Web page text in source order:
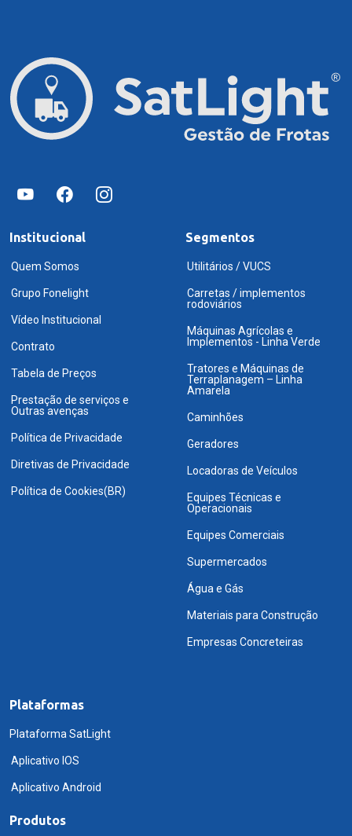
Institucional
Quem Somos
Grupo Fonelight
Vídeo Institucional
Contrato
Tabela de Preços
Prestação de serviços e
Outras avenças
Política de Privacidade
Diretivas de Privacidade
Política de Cookies(BR)
Segmentos
Utilitários / VUCS
Carretas / implementos
rodoviários
Máquinas Agrícolas e
Implementos - Linha Verde
Tratores e Máquinas de
Terraplanagem – Linha
Amarela
Caminhões
Geradores
Locadoras de Veículos
Equipes Técnicas e
Operacionais
Equipes Comerciais
Supermercados
Água e Gás
Materiais para Construção
Empresas Concreteiras
Plataformas
Plataforma SatLight
Aplicativo IOS
Aplicativo Android
Produtos